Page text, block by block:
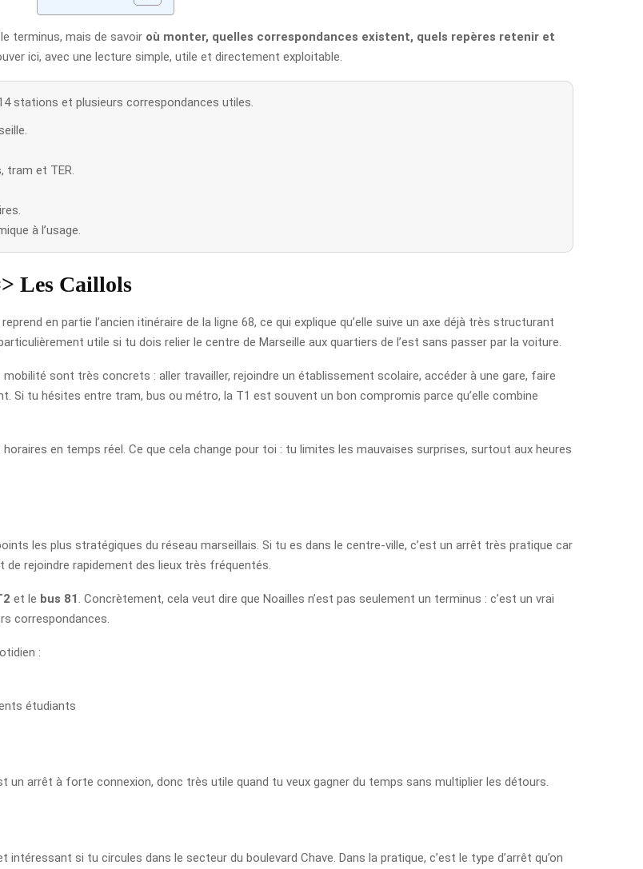
terminus, mais de savoir où monter, quelles correspondances existent, quels repères retenir et
ici, avec une lecture simple, utile et directement exploitable.
stations et plusieurs correspondances utiles.
et TER.
à l’usage.
Les Caillols
en partie l’ancien itinéraire de la ligne 68, ce qui explique qu’elle suive un axe déjà très structurant
utile si tu dois relier le centre de Marseille aux quartiers de l’est sans passer par la voiture.
sont très concrets : aller travailler, rejoindre un établissement scolaire, accéder à une gare, faire
Si tu hésites entre tram, bus ou métro, la T1 est souvent un bon compromis parce qu’elle combine
horaires en temps réel. Ce que cela change pour toi : tu limites les mauvaises surprises, surtout aux heures
les plus stratégiques du réseau marseillais. Si tu es dans le centre-ville, c’est un arrêt très pratique car
rejoindre rapidement des lieux très fréquentés.
et le bus 81 . Concrètement, cela veut dire que Noailles n’est pas seulement un terminus : c’est un vrai
correspondances.
:
étudiants
arrêt à forte connexion, donc très utile quand tu veux gagner du temps sans multiplier les détours.
intéressant si tu circules dans le secteur du boulevard Chave. Dans la pratique, c’est le type d’arrêt qu’on